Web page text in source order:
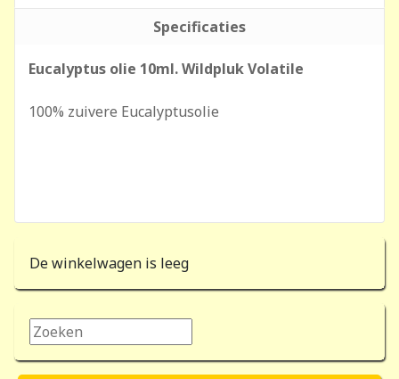
Specificaties
Eucalyptus olie 10ml. Wildpluk Volatile
100% zuivere Eucalyptusolie
De winkelwagen is leeg
Zoeken...